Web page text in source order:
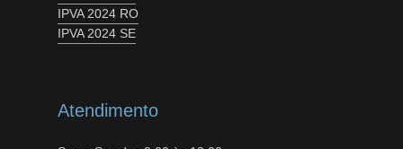
IPVA 2024 RO
IPVA 2024 SE
Atendimento